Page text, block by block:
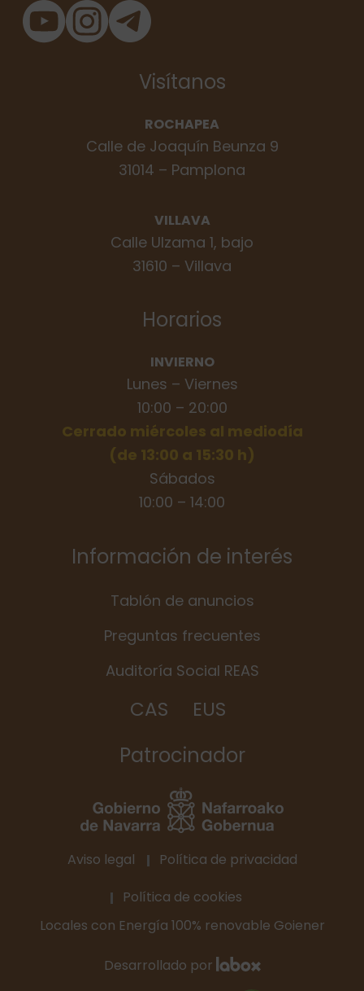
Visítanos
ROCHAPEA
Calle de Joaquín Beunza 9
31014 – Pamplona
VILLAVA
Calle Ulzama 1, bajo
31610 – Villava
Horarios
INVIERNO
Lunes – Viernes
10:00 – 20:00
Cerrado miércoles al mediodía
(de 13:00 a 15:30 h)
Sábados
10:00 – 14:00
Información de interés
Tablón de anuncios
Preguntas frecuentes
Auditoría Social REAS
CAS EUS
Patrocinador
Aviso legal
Política de privacidad
Política de cookies
Locales con Energía 100% renovable Goiener
Desarrollado por